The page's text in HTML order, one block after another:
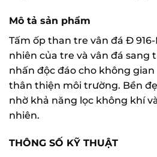
Mô tả sản phẩm
Tấm ốp than tre vân đá Đ
nhiên của tre và vân đá sang
nhấn độc đáo cho không
thân thiện môi trường. Bền
nhờ khả năng lọc không khí
nhiên.
THÔNG SỐ KỸ THUẬT